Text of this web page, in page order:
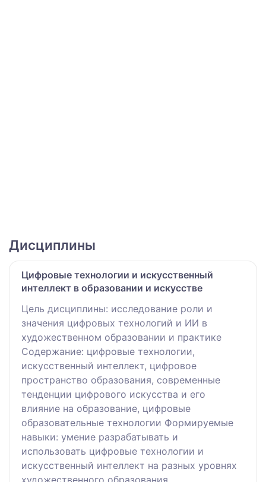
Дисциплины
Цифровые технологии и искусственный
интеллект в образовании и искусстве
Цель дисциплины: исследование роли и
значения цифровых технологий и ИИ в
художественном образовании и практике
Содержание: цифровые технологии,
искусственный интеллект, цифровое
пространство образования, современные
тенденции цифрового искусства и его
влияние на образование, цифровые
образовательные технологии Формируемые
навыки: умение разрабатывать и
использовать цифровые технологии и
искусственный интеллект на разных уровнях